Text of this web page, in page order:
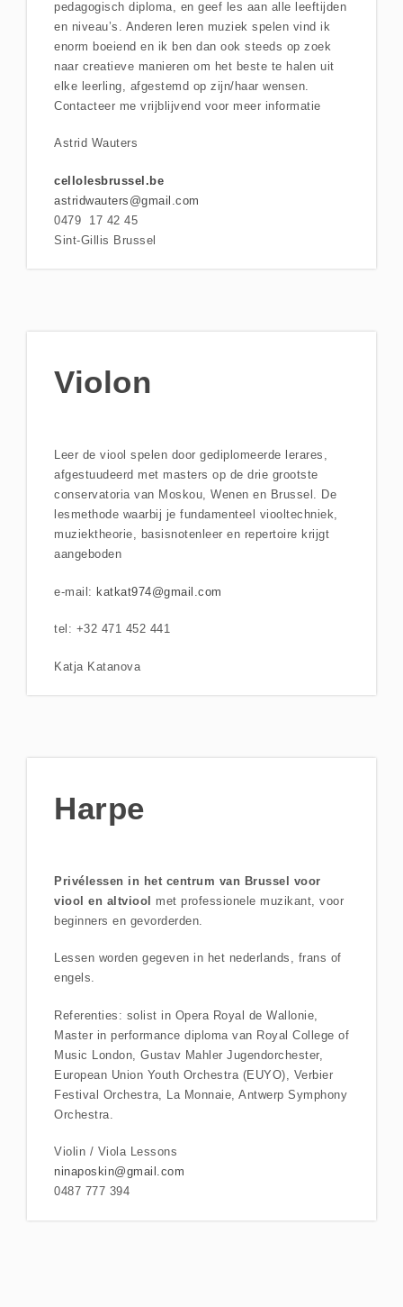
pedagogisch diploma, en geef les aan alle leeftijden
en niveau’s. Anderen leren muziek spelen vind ik
enorm boeiend en ik ben dan ook steeds op zoek
naar creatieve manieren om het beste te halen uit
elke leerling, afgestemd op zijn/haar wensen.
Contacteer me vrijblijvend voor meer informatie
Astrid Wauters
cellolesbrussel.be
astridwauters@gmail.com
0479 17 42 45
Sint-Gillis Brussel
Violon
Leer de viool spelen door gediplomeerde lerares,
afgestuudeerd met masters op de drie grootste
conservatoria van Moskou, Wenen en Brussel. De
lesmethode waarbij je fundamenteel viooltechniek,
muziektheorie, basisnotenleer en repertoire krijgt
aangeboden
e-mail: katkat974@gmail.com
tel: +32 471 452 441
Katja Katanova
Harpe
Privélessen in het centrum van Brussel voor
viool en altviool
met professionele muzikant, voor
beginners en gevorderden.
Lessen worden gegeven in het nederlands, frans of
engels.
Referenties: solist in Opera Royal de Wallonie,
Master in performance diploma van Royal College of
Music London, Gustav Mahler Jugendorchester,
European Union Youth Orchestra (EUYO), Verbier
Festival Orchestra, La Monnaie, Antwerp Symphony
Orchestra.
Violin / Viola Lessons
ninaposkin@gmail.com
0487 777 394